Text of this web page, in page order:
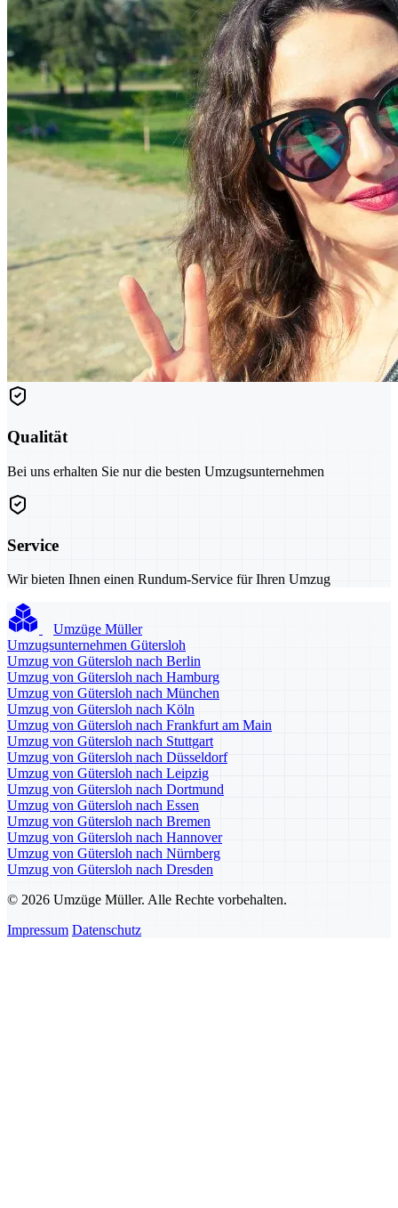
Qualität
Bei uns erhalten Sie nur die besten Umzugsunternehmen
Service
Wir bieten Ihnen einen Rundum-Service für Ihren Umzug
Umzüge Müller
Umzugsunternehmen Gütersloh
Umzug von Gütersloh nach Berlin
Umzug von Gütersloh nach Hamburg
Umzug von Gütersloh nach München
Umzug von Gütersloh nach Köln
Umzug von Gütersloh nach Frankfurt am Main
Umzug von Gütersloh nach Stuttgart
Umzug von Gütersloh nach Düsseldorf
Umzug von Gütersloh nach Leipzig
Umzug von Gütersloh nach Dortmund
Umzug von Gütersloh nach Essen
Umzug von Gütersloh nach Bremen
Umzug von Gütersloh nach Hannover
Umzug von Gütersloh nach Nürnberg
Umzug von Gütersloh nach Dresden
© 2026 Umzüge Müller. Alle Rechte vorbehalten.
Impressum Datenschutz